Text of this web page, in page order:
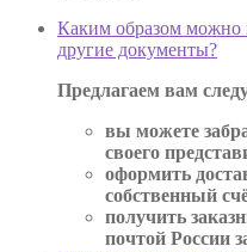
Каким образом можно
другие документы?
Предлагаем вам
вы можете
своего
оформить
собственный
получить
почтой России